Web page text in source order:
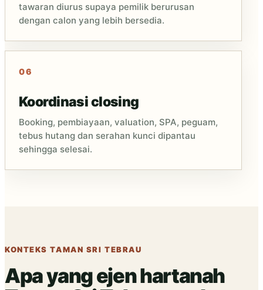
tawaran diurus supaya pemilik berurusan
dengan calon yang lebih bersedia.
Koordinasi closing
Booking, pembiayaan, valuation, SPA, peguam,
tebus hutang dan serahan kunci dipantau
sehingga selesai.
KONTEKS TAMAN SRI TEBRAU
Apa yang ejen hartanah